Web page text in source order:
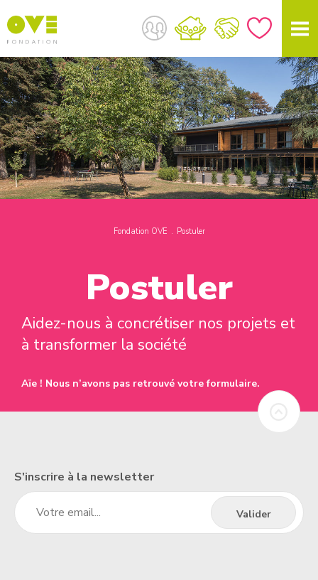
Fondation OVE Postuler
Postuler
Aidez-nous à concrétiser nos projets et
à transformer la société
Aïe ! Nous n’avons pas retrouvé votre formulaire.
S'inscrire à la newsletter